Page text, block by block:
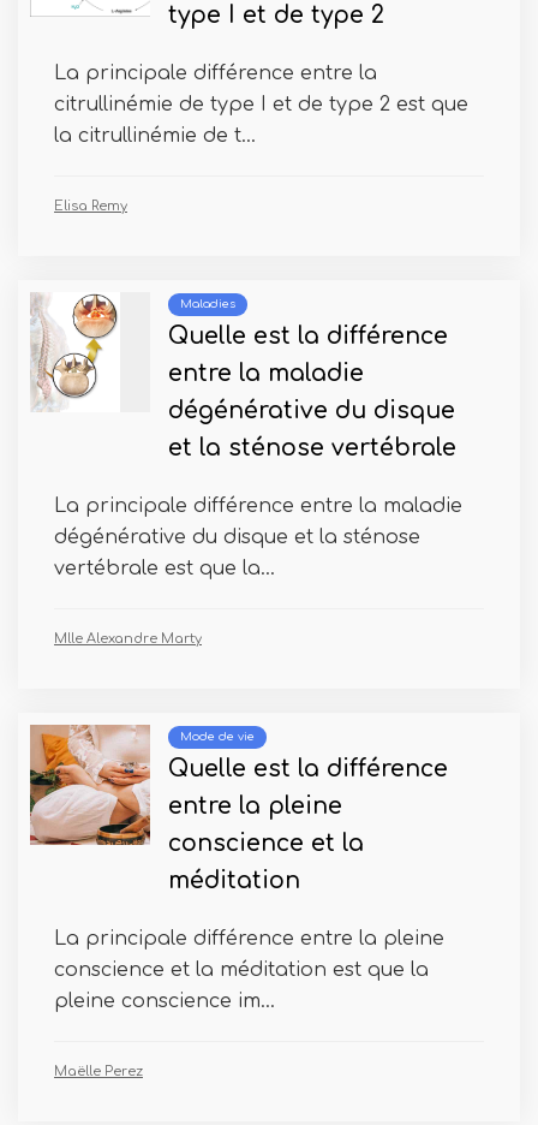
type I et de type 2
La principale différence entre la
citrullinémie de type I et de type 2 est que
la citrullinémie de t...
Elisa Remy
Maladies
Quelle est la différence
entre la maladie
dégénérative du disque
et la sténose vertébrale
La principale différence entre la maladie
dégénérative du disque et la sténose
vertébrale est que la...
Mlle Alexandre Marty
Mode de vie
Quelle est la différence
entre la pleine
conscience et la
méditation
La principale différence entre la pleine
conscience et la méditation est que la
pleine conscience im...
Maëlle Perez